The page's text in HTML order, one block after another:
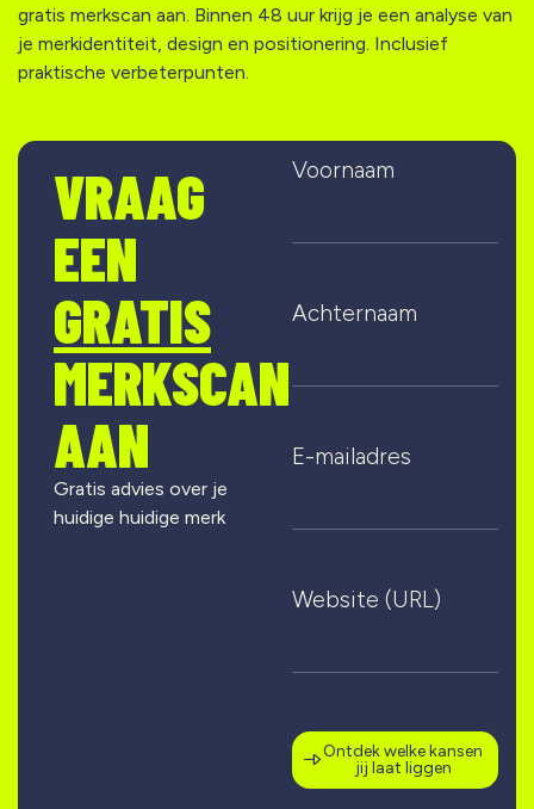
gratis merkscan aan. Binnen 48 uur krijg je een analyse van
je merkidentiteit, design en positionering. Inclusief
praktische verbeterpunten.
VRAAG
EEN
GRATIS
MERKSCAN
AAN
Gratis advies over je
huidige huidige merk
Voornaam
Achternaam
E-mailadres
Website (URL)
Ontdek welke kansen
jij laat liggen